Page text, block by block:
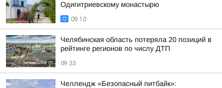
Одигитриевскому монастырю
09:10
Челябинская область потеряла 20 позиций в
рейтинге регионов по числу ДТП
09:33
Челлендж «Безопасный питбайк»: